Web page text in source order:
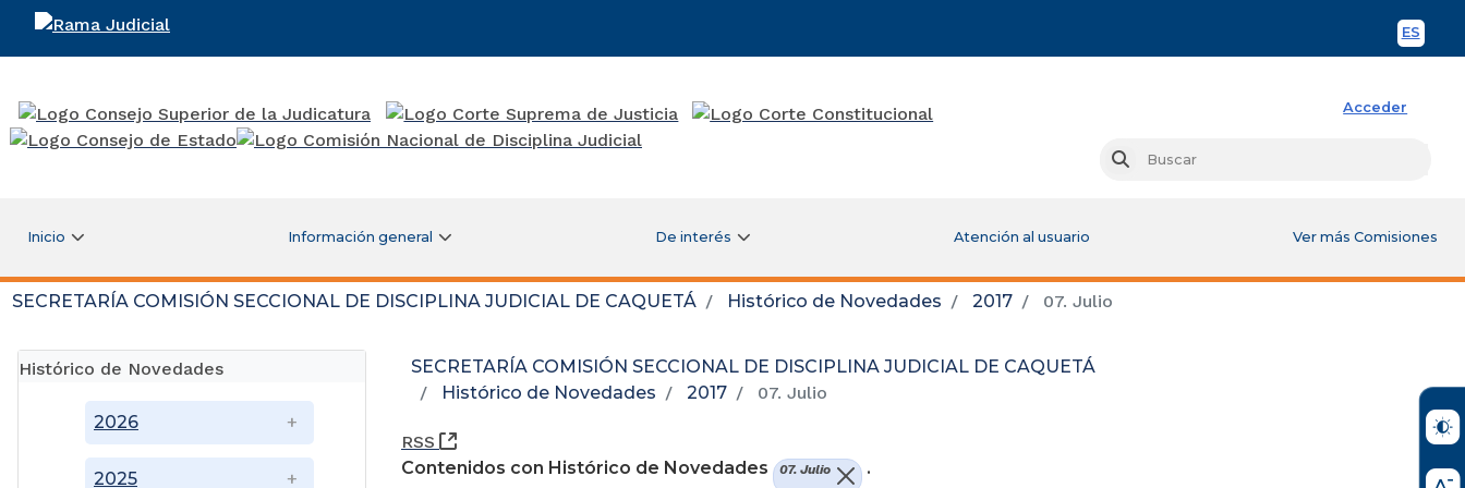
ES
Rama Judicial
Acceder
Buscar
Inicio Información general De interés Atención al usuario Ver más Comisiones
SECRETARÍA COMISIÓN SECCIONAL DE DISCIPLINA JUDICIAL DE CAQUETÁ Histórico de Novedades 2017 07. Julio
Histórico de Novedades
2025
2026
SECRETARÍA COMISIÓN SECCIONAL DE DISCIPLINA JUDICIAL DE CAQUETÁ
Histórico de Novedades
2017 07. Julio
RSS
(Abre una nueva ventana)
Contenidos con Histórico de Novedades
07. Julio .